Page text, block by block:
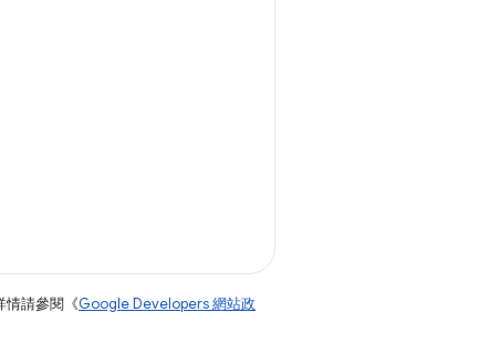
情請參閱《Google Developers 網站政